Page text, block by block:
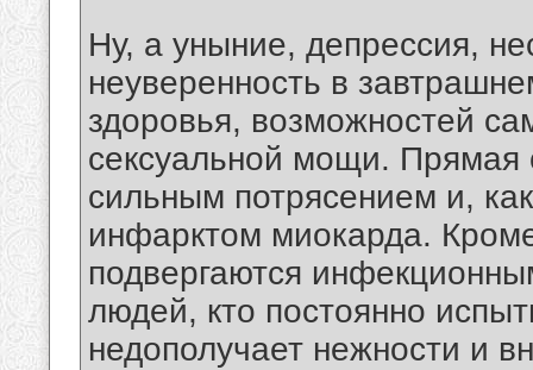
Ну, а уныние, депрессия,
неуверенность в
здоровья, возможностей
сексуальной мощи. Прямая
сильным потрясением и,
инфарктом миокарда.
подвергаются
людей, кто постоянно
недополучает нежности и